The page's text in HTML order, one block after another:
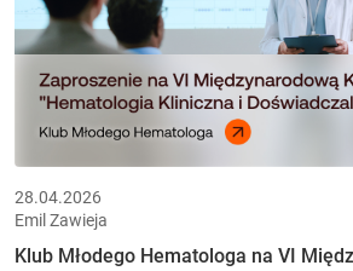
28.04.2026
Emil Zawieja
Klub Młodego Hematologa na VI